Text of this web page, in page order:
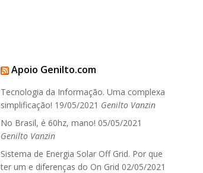
Apoio Genilto.com
Tecnologia da Informação. Uma complexa
simplificação! 19/05/2021 Genilto Vanzin
No Brasil, é 60hz, mano! 05/05/2021
Genilto Vanzin
Sistema de Energia Solar Off Grid. Por que
ter um e diferenças do On Grid 02/05/2021